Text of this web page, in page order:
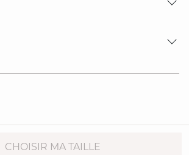
CHOISIR MA TAILLE